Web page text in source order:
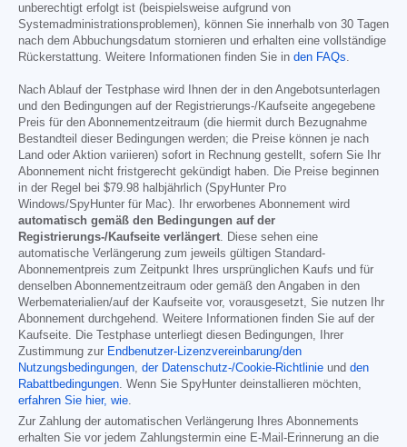
unberechtigt erfolgt ist (beispielsweise aufgrund von
Systemadministrationsproblemen), können Sie innerhalb von 30 Tagen
nach dem Abbuchungsdatum stornieren und erhalten eine vollständige
Rückerstattung. Weitere Informationen finden Sie in den FAQs.
Nach Ablauf der Testphase wird Ihnen der in den Angebotsunterlagen
und den Bedingungen auf der Registrierungs-/Kaufseite angegebene
Preis für den Abonnementzeitraum (die hiermit durch Bezugnahme
Bestandteil dieser Bedingungen werden; die Preise können je nach
Land oder Aktion variieren) sofort in Rechnung gestellt, sofern Sie Ihr
Abonnement nicht fristgerecht gekündigt haben. Die Preise beginnen
in der Regel bei $79.98 halbjährlich (SpyHunter Pro
Windows/SpyHunter für Mac). Ihr erworbenes Abonnement wird
automatisch gemäß den Bedingungen auf der
Registrierungs-/Kaufseite verlängert. Diese sehen eine
automatische Verlängerung zum jeweils gültigen Standard-
Abonnementpreis zum Zeitpunkt Ihres ursprünglichen Kaufs und für
denselben Abonnementzeitraum oder gemäß den Angaben in den
Werbematerialien/auf der Kaufseite vor, vorausgesetzt, Sie nutzen Ihr
Abonnement durchgehend. Weitere Informationen finden Sie auf der
Kaufseite. Die Testphase unterliegt diesen Bedingungen, Ihrer
Zustimmung zur Endbenutzer-Lizenzvereinbarung/den
Nutzungsbedingungen, der Datenschutz-/Cookie-Richtlinie und den
Rabattbedingungen. Wenn Sie SpyHunter deinstallieren möchten,
erfahren Sie hier, wie.
Zur Zahlung der automatischen Verlängerung Ihres Abonnements
erhalten Sie vor jedem Zahlungstermin eine E-Mail-Erinnerung an die